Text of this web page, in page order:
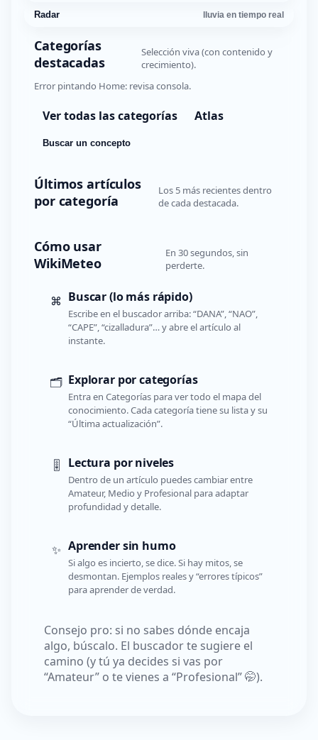
Radar lluvia en tiempo real
Categorías
destacadas
Selección viva (con contenido y
crecimiento).
Error pintando Home: revisa consola.
Ver todas las categorías Atlas
Buscar un concepto
Últimos artículos
por categoría
Los 5 más recientes dentro
de cada destacada.
Cómo usar
WikiMeteo
En 30 segundos, sin
perderte.
⌘ Buscar (lo más rápido)
Escribe en el buscador arriba: “DANA”, “NAO”,
“CAPE”, “cizalladura”… y abre el artículo al
instante.
🗂️ Explorar por categorías
Entra en Categorías para ver todo el mapa del
conocimiento. Cada categoría tiene su lista y su
“Última actualización”.
🎚️ Lectura por niveles
Dentro de un artículo puedes cambiar entre
Amateur, Medio y Profesional para adaptar
profundidad y detalle.
✨ Aprender sin humo
Si algo es incierto, se dice. Si hay mitos, se
desmontan. Ejemplos reales y “errores típicos”
para aprender de verdad.
Consejo pro: si no sabes dónde encaja
algo, búscalo. El buscador te sugiere el
camino (y tú ya decides si vas por
“Amateur” o te vienes a “Profesional” 🤭).